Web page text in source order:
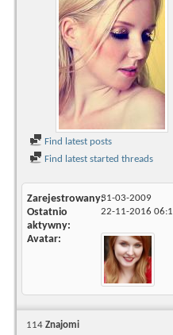
Find latest posts
Find latest started threads
Zarejestrowany31-03-2009
Ostatnio
aktywny
22-11-2016
Avatar
114 Znajomi